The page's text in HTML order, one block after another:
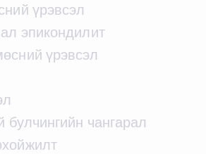
үрэвсэл
эпикондилит
үрэвсэл
булчингийн чангарал